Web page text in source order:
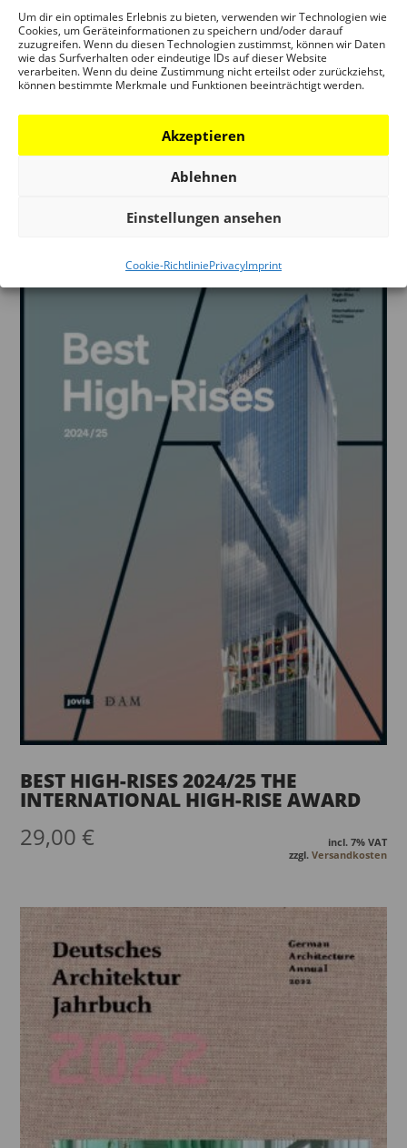
Um dir ein optimales Erlebnis zu bieten, verwenden wir Technologien wie
Cookies, um Geräteinformationen zu speichern und/oder darauf
zuzugreifen. Wenn du diesen Technologien zustimmst, können wir Daten
wie das Surfverhalten oder eindeutige IDs auf dieser Website
verarbeiten. Wenn du deine Zustimmung nicht erteilst oder zurückziehst,
können bestimmte Merkmale und Funktionen beeinträchtigt werden.
Akzeptieren
Ablehnen
Einstellungen ansehen
Cookie-RichtliniePrivacyImprint
DAM JAHRBUCH 2006 – ARCHITEKTUR
IN DEUTSCHLAND
BEST HIGH-RISES 2024/25 THE
INTERNATIONAL HIGH-RISE AWARD
29,00€
incl. 7% VAT
zzgl. Versandkosten